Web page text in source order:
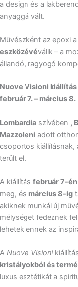
a design és a
anyaggá vált.
Művészként az epoxi
eszközévéválik – a
állandó, ragyogó
Nuove Visioni kiállítás
február 7. – március
Lombardia szívében ,
Mazzoleni adott
csoportos kiállításnak,
terült el.
A kiállítás február 7-én
meg, és március 8-ig
akiknek munkái új
mélységet fedeznek
lehetek ennek az
A Nuove Visioni
kristályokból és
luxus esztétikát a